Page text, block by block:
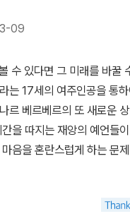
서 우리가 인류를 구원하
씻는 일부터 해야 한다는 거
고 그 안에서 진실을 찾는
인 평화를 얻을 때만이 우
다. 나는 사람들에게 보다
위해 이 책을 썼습니다.
09
수 있다면 그 미래를 바꿀
는 17세의 여주인공을 통
르 베르베르의 또 새로운
을 따지는 재앙의 예언들
음을 혼란스럽게 하는 문
녀의 눈을 통해 미래를 바꿔
뀌어 가는 미래를 소녀의